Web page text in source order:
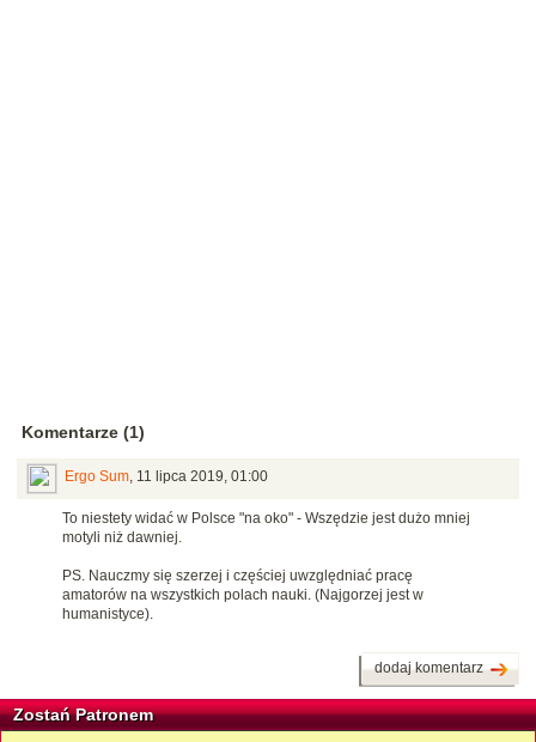
Komentarze (1)
Ergo Sum, 11 lipca 2019, 01:00
To niestety widać w Polsce "na oko" - Wszędzie jest dużo mniej
motyli niż dawniej.
PS. Nauczmy się szerzej i częściej uwzględniać pracę
amatorów na wszystkich polach nauki. (Najgorzej jest w
humanistyce).
dodaj komentarz
Zostań Patronem